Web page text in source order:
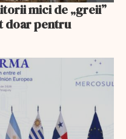
mici de „greii”
doar pentru